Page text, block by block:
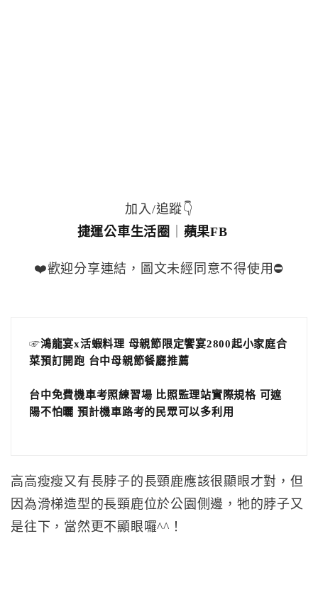
加入/追蹤👇
捷運公車生活圈
蘋果FB
❤️歡迎分享連結，圖文未經同意不得使用⛔️
☞鴻龍宴x活蝦料理 母親節限定饗宴2800起小家庭合
菜預訂開跑 台中母親節餐廳推薦
台中免費機車考照練習場 比照監理站實際規格 可遮
陽不怕曬 預計機車路考的民眾可以多利用
高高瘦瘦又有長脖子的長頸鹿應該很顯眼才對，但
因為滑梯造型的長頸鹿位於公園側邊，牠的脖子又
是往下，當然更不顯眼囉^^！